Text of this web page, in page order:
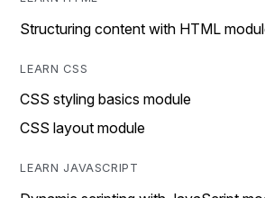
Structuring content with HTML
LEARN CSS
CSS styling basics module
CSS layout module
LEARN JAVASCRIPT